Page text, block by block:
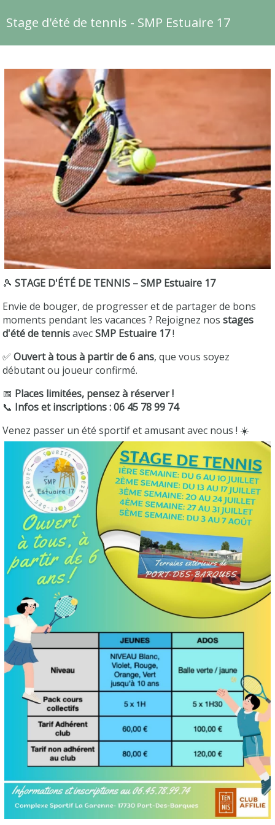
Stage d'été de tennis - SMP Estuaire 17
🎾STAGE D'ÉTÉ DE TENNIS – SMP Estuaire 17
Envie de bouger, de progresser et de partager de bons
moments pendant les vacances ? Rejoignez nosstages
d'été de tennisavecSMP Estuaire 17!
✅Ouvert à tous à partir de 6 ans, que vous soyez
débutant ou joueur confirmé.
📅 Places limitées, pensez à réserver !
📞 Infos et inscriptions : 06 45 78 99 74
Venez passer un été sportif et amusant avec nous ! ☀️